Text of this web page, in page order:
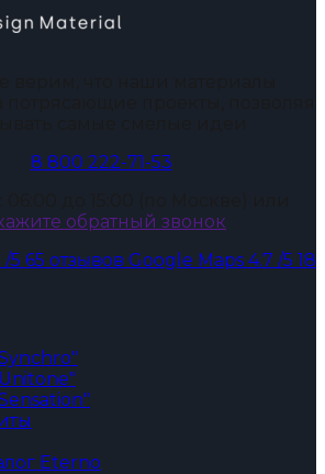
8 800 222-71-53
обратный звонок
/5 65 отзывов Google Maps 4.7 /5 18
Eterno